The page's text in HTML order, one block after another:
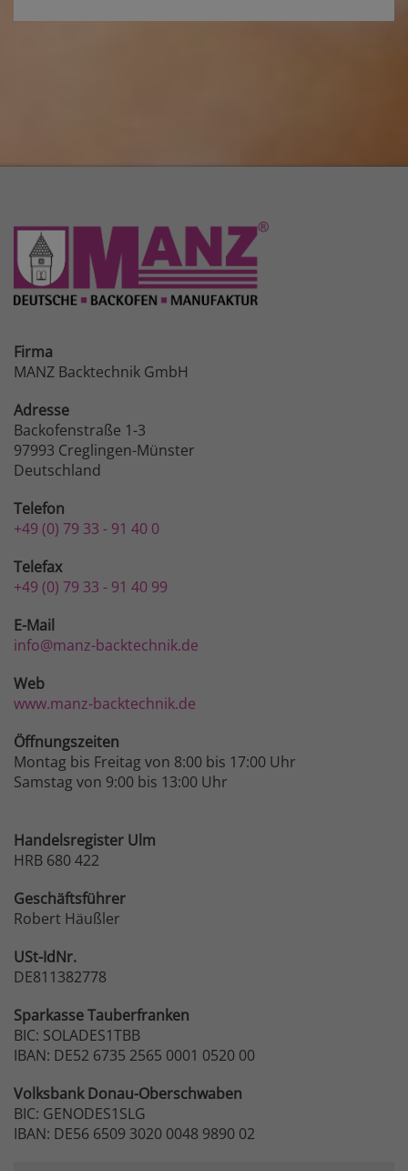
Firma
MANZ Backtechnik GmbH
Adresse
Backofenstraße 1-3
97993 Creglingen-Münster
Deutschland
Telefon
+49 (0) 79 33 - 91 40 0
Telefax
+49 (0) 79 33 - 91 40 99
E-Mail
info@manz-backtechnik.de
Web
www.manz-backtechnik.de
Öffnungszeiten
Montag bis Freitag von 8:00 bis 17:00 Uhr
Samstag von 9:00 bis 13:00 Uhr
Handelsregister Ulm
HRB 680 422
Geschäftsführer
Robert Häußler
USt-IdNr.
DE811382778
SparkasseTauberfranken
BIC: SOLADES1TBB
IBAN: DE52 6735 2565 0001 0520 00
VolksbankDonau-Oberschwaben
BIC: GENODES1SLG
IBAN: DE56 6509 3020 0048 9890 02